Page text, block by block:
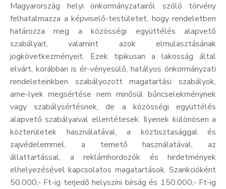
Keresés
Magyarország helyi önkormányzatairól szóló törvény
felhatalmazza a képviselő-testületet, hogy rendeletben
határozza meg a közösségi együttélés alapvető
szabályait, valamint azok elmulasztásának
jogkövetkezményeit. Ezek tipikusan a lakosság által
elvárt, korábban is ér-vényesülő, hatályos önkormányzati
rendeleteinkben szabályozott magatartási szabályok,
ame-lyek megsértése nem minősül bűncselekménynek
vagy szabálysértésnek, de a közösségi együttélés
alapvető szabályaival ellentétesek. Ilyenek különösen a
közterületek használatával, a köztisztasággal és
zajvédelemmel, a temető használatával, az
állattartással, a reklámhordozók és hirdetmények
elhelyezésével kapcsolatos magatartások. Szankcióként
50.000,- Ft-ig terjedő helyszíni bírság és 150.000,- Ft-ig